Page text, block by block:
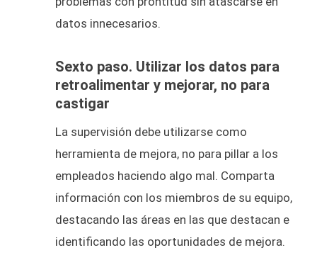
datos innecesarios.
Sexto paso. Utilizar los datos para
retroalimentar y mejorar, no para
castigar
La supervisión debe utilizarse como
herramienta de mejora, no para pillar a los
empleados haciendo algo mal. Comparta
información con los miembros de su equipo,
destacando las áreas en las que destacan e
identificando las oportunidades de mejora.